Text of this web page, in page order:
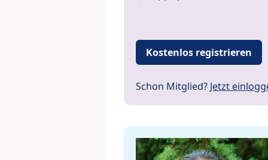
Kostenlos registrieren
Schon Mitglied? Jetzt